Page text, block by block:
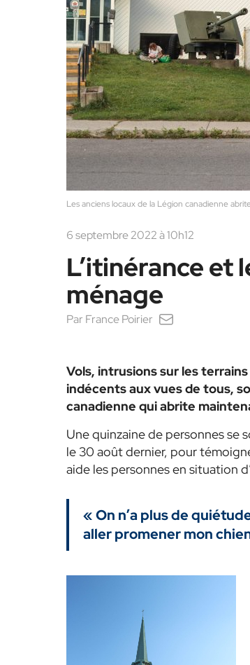
Les anciens locaux de la Légion canadienne
6 septembre 2022 à 10h12
L’itinérance et
ménage
Par France Poirier
Vols, intrusions sur les
indécents aux vues de tous,
canadienne qui abrite
Une quinzaine de personnes se
le 30 août dernier, pour
aide les personnes en situation
«On n’a plus de
aller promener mon